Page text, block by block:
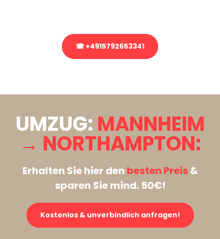
☎ +4915792653341
UMZUG: MANNHEIM
→ NORTHAMPTON:
Erhalten Sie hier den besten Preis&
sparen Sie mind. 50€!
Kostenlos & unverbindlich anfragen!